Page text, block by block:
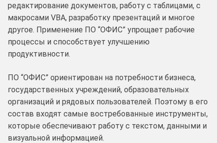
редактирование документов, работу с таблицами, с
макросами VBA, разработку презентаций и многое
другое. Применение ПО “ОФИС” упрощает рабочие
процессы и способствует улучшению
продуктивности.
ПО “ОФИС” ориентирован на потребности бизнеса,
государственных учреждений, образовательных
организаций и рядовых пользователей. Поэтому в его
состав входят самые востребованные инструменты,
которые обеспечивают работу с текстом, данными и
визуальной информацией.